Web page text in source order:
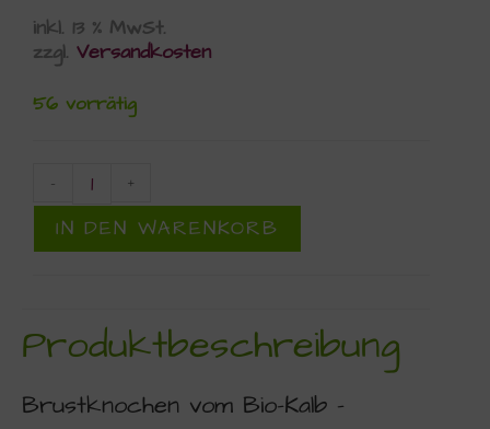
inkl. 13 % MwSt.
zzgl. Versandkosten
56 vorrätig
- +
IN DEN WARENKORB
Produktbeschreibung
Brustknochen vom Bio-Kalb –